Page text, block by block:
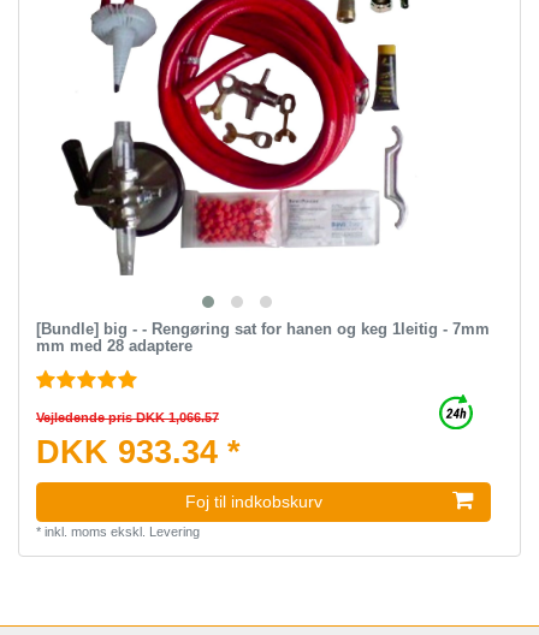
[Bundle] big - - Rengøring sat for hanen og keg 1leitig - 7mm
mm med 28 adaptere
Vejledende pris DKK 1,066.57
DKK 933.34 *
Foj til indkobskurv
* inkl. moms ekskl. Levering